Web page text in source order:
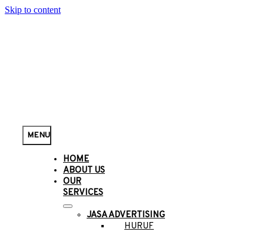
Skip to content
MENU
HOME
ABOUT US
OUR
SERVICES
JASA ADVERTISING
HURUF